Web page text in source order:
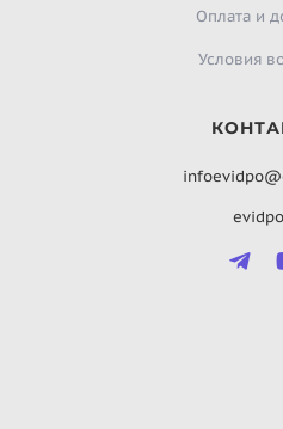
Оплата и
Условия